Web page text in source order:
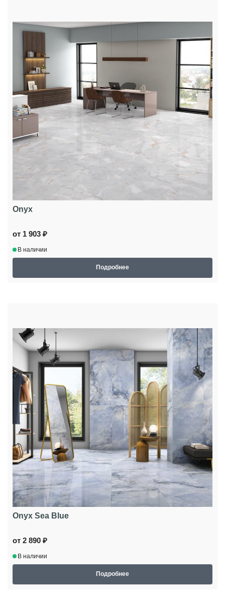
Onyx
от 1 903 ₽
В наличии
Подробнее
Onyx Sea Blue
от 2 890 ₽
В наличии
Подробнее